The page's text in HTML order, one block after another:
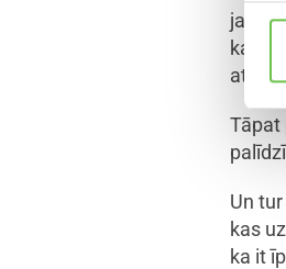
kas
Tāpat
Un
kas
ka it